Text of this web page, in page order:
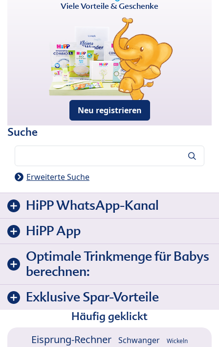
Viele Vorteile & Geschenke
Neu registrieren
Suche
Erweiterte Suche
HiPP WhatsApp-Kanal
HiPP App
Optimale Trinkmenge für Babys
berechnen:
Exklusive Spar-Vorteile
Häufig geklickt
Eisprung-Rechner Schwanger Wickeln